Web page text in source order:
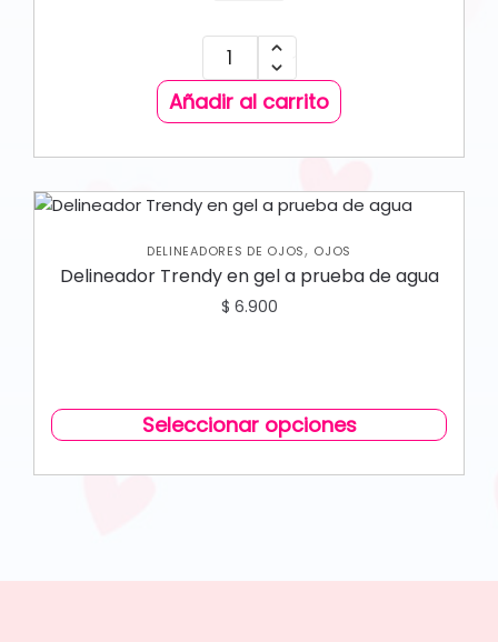
Añadir al carrito
DELINEADORES DE OJOS, OJOS
Delineador Trendy en gel a prueba de agua
$ 6.900
Seleccionar opciones